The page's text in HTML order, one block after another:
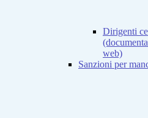
Dirigenti
web)
Sanzioni per